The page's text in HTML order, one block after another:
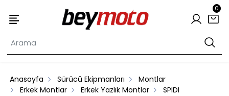
0
Anasayfa Sürücü Ekipmanları
Montlar
Erkek Montlar
Erkek Yazlık Montlar SPIDI